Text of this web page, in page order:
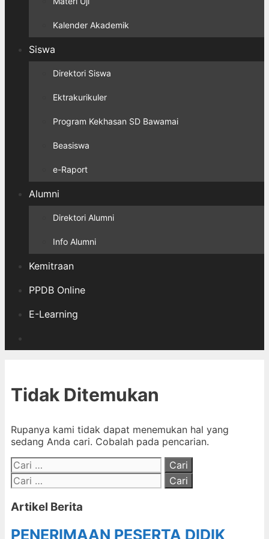
Kalender Akademik
Siswa
Direktori Siswa
Ektrakurikuler
Program Kekhasan SD Bawamai
Beasiswa
e-Raport
Alumni
Direktori Alumni
Info Alumni
Kemitraan
PPDB Online
E-Learning
Tidak Ditemukan
Rupanya kami tidak dapat menemukan hal yang
sedang Anda cari. Cobalah pada pencarian.
Cari
untuk:
Cari
untuk:
Artikel Berita
PENERIMAAN PESERTA DIDIK